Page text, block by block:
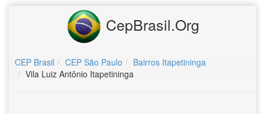
CepBrasil.Org
CEP Brasil CEP São Paulo
Bairros Itapetininga
Vila Luiz Antônio Itapetininga